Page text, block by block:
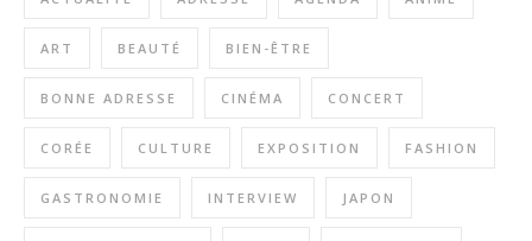
ART BEAUTÉ BIEN-ÊTRE
BONNE ADRESSE CINÉMA CONCERT
CORÉE CULTURE EXPOSITION FASHION
GASTRONOMIE INTERVIEW JAPON